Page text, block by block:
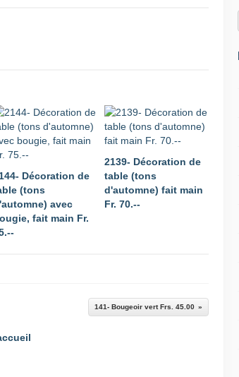
Décoration de
(tons
avec
fait main Fr.
2139- Décoration de
table (tons
d'automne) fait main
Fr. 70.--
141- Bougeoir vert Frs. 45.00